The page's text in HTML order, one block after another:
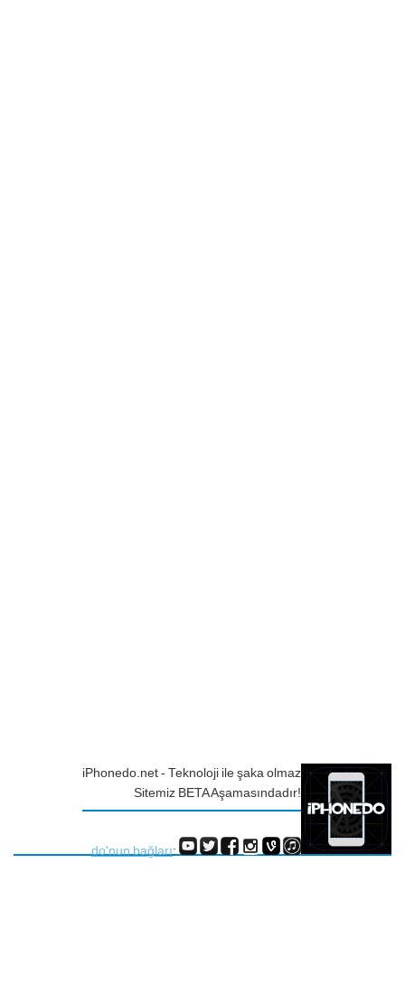
iPhonedo.net - Teknoloji ile şaka olmaz
Sitemiz BETA Aşamasındadır!
do'nun bağları: